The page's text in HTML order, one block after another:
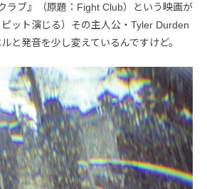
ラブ』（原題：Fight Club）という映画が
ット演じる）その主人公・Tyler Durden
と発音を少し変えているんですけど。